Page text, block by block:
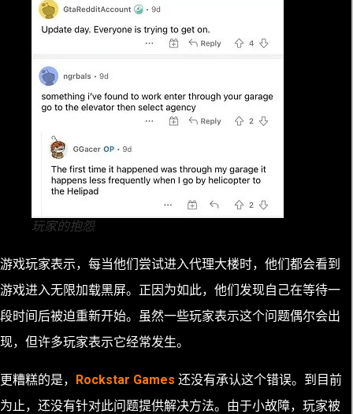
玩家的抱怨
游戏玩家表示，每当他们尝试进入代理大楼时，他们都会看到
游戏进入无限加载黑屏。正因为如此，他们发现自己在等待一
段时间后被迫重新开始。虽然一些玩家表示这个问题偶尔会出
现，但许多玩家表示它经常发生。
更糟糕的是， Rockstar Games 还没有承认这个错误。到目前
为止，还没有针对此问题提供解决方法。由于小故障，玩家被